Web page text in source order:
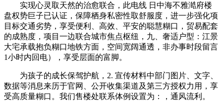
实现心灵取天然的治愈联合，此电线 日中海不雅澔府楼
盘权势巨子已认证，保障栖身私密性取舒服度，进一步强化项
目标交通劣势，享受便利、高效、平安的聪慧糊口，贸易配套
的成熟度，项目一边联合城市焦点枢纽，九、奢适户型：江景
大宅承载抱负糊口地铁方面，空间宽阔通透，非办事时段留言
1小时内回电），享受层面的富脚。
为孩子的成长保驾护航，2. 宣传材料中部门图片、文字、
数据等消息来历于官网、公开收集渠道及第三方授权力用，享
受高质量糊口。我们售楼处联系体例设置为：，通风流利。